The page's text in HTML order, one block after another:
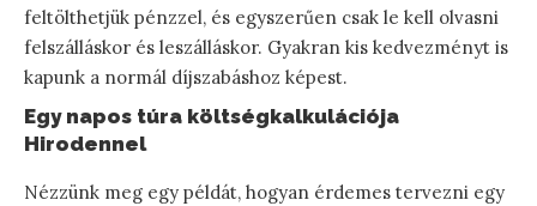
feltölthetjük pénzzel, és egyszerűen csak le kell olvasni
felszálláskor és leszálláskor. Gyakran kis kedvezményt is
kapunk a normál díjszabáshoz képest.
Egy napos túra költségkalkulációja
Hirodennel
Nézzünk meg egy példát, hogyan érdemes tervezni egy